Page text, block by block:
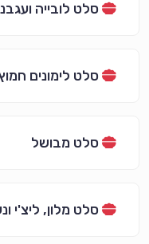
סלט לובייה
סלט לימונים
סלט מבושל
סלט מלון, ליצ'י